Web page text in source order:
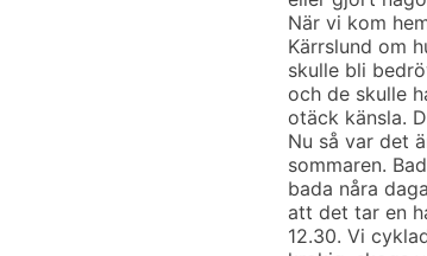
När vi kom
Kärrslund om
skulle bli
och de skulle
otäck känsla.
Nu så var det
sommaren.
bada nåra
att det tar en
12.30. Vi